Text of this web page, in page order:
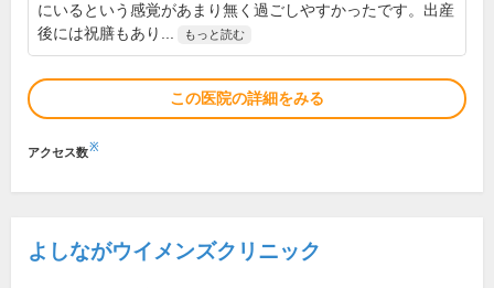
にいるという感覚があまり無く過ごしやすかったです。出産
後には祝膳もあり...
もっと読む
この医院の詳細をみる
アクセス数※
よしながウイメンズクリニック